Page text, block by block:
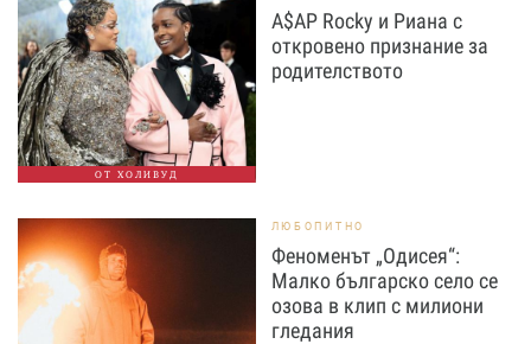
ОТ ХОЛИВУД
A$AP Rocky и Риана с
откровено признание за
родителството
ЛЮБОПИТНО
Феноменът „Одисея“:
Малко българско село се
озова в клип с милиони
гледания